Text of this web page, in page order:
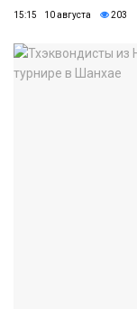
15:15 10 августа 203